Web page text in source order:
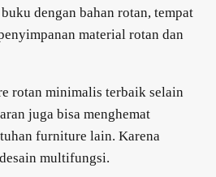
dengan bahan rotan, tempat
material rotan dan
rotan minimalis terbaik selain
juga bisa menghemat
furniture lain. Karena
multifungsi.